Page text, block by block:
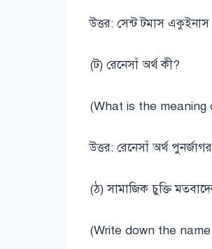
উত্তর: সেন্ট টমাস একুইনাস।
(ট) রেনেসাঁ অর্থ কী?
(What is the meaning
উত্তর: রেনেসাঁ অর্থ
(ঠ) সামাজিক চুক্তি
(Write down the